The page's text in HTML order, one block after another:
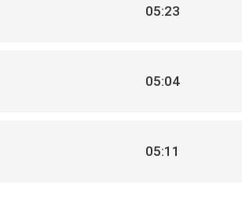
05:23
05:04
05:11